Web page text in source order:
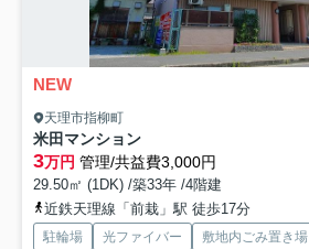
NEW
天理市指柳町
米田マンション
3万円 管理/共益費3,000円
29.50㎡ (1DK) /築33年 /4階建
近鉄天理線「前栽」駅 徒歩17分
駐輪場 光ファイバー 敷地内ごみ置き場